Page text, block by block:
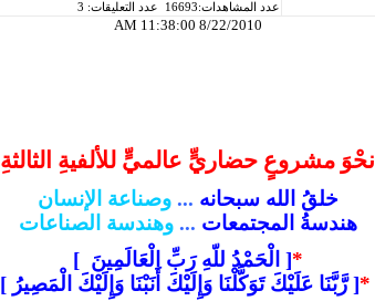
عدد المشاهدات:16693 عدد التعليقات: 3
8/22/2010 11:38:00 AM
نحْوَ مشروعٍ حضاريٍّ عالميٍّ للألفيةِ الثالثةِ
خلقُ الله سبحانه ...وصناعة الإنسان
هندسةُ المجتمعات ...وهندسة الصناعات
*[ الْحَمْدُ للّهِ رَبِّ الْعَالَمِينَ ]
*
[رَّبَّنَا عَلَيْكَ تَوَكَّلْنَا وَإِلَيْكَ أَنَبْنَا وَإِلَيْكَ الْمَصِيرُ ]